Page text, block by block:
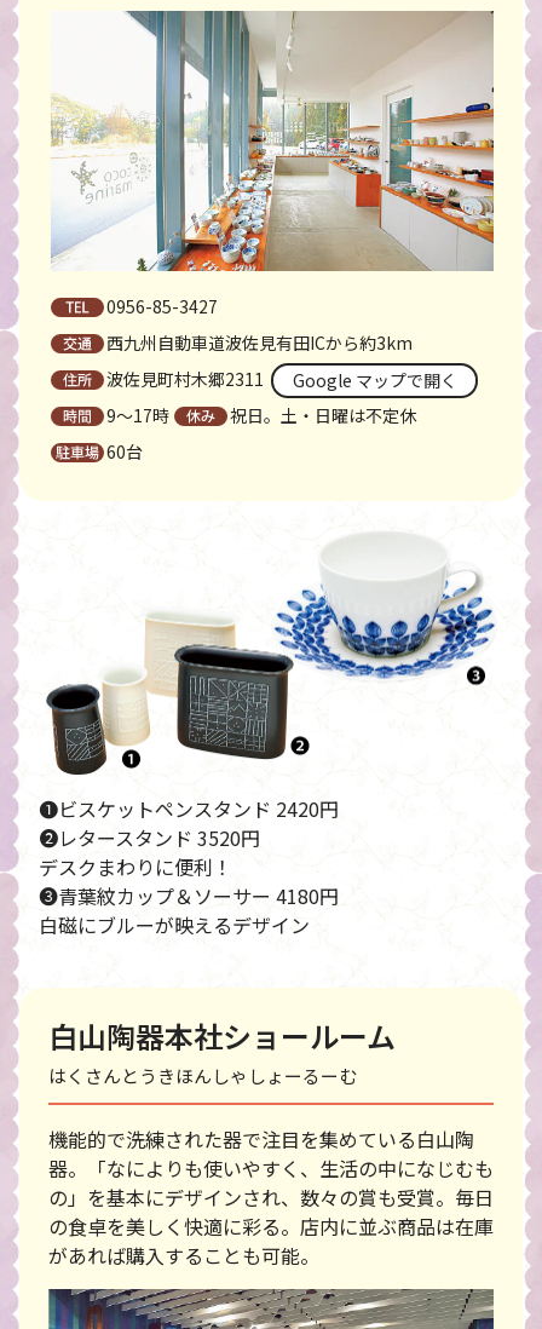
0956-85-3427
西九州自動車道波佐見有田ICから約3km
波佐見町村木郷2311
Google マップで開く
9〜17時
祝日。土・日曜は不定休
60台
❶ビスケットペンスタンド 2420円
❷レタースタンド 3520円
デスクまわりに便利！
❸青葉紋カップ＆ソーサー 4180円
白磁にブルーが映えるデザイン
白山陶器本社ショールーム
はくさんとうきほんしゃしょーるーむ
機能的で洗練された器で注目を集めている白山陶
器。「なによりも使いやすく、生活の中になじむも
の」を基本にデザインされ、数々の賞も受賞。毎日
の食卓を美しく快適に彩る。店内に並ぶ商品は在庫
があれば購入することも可能。